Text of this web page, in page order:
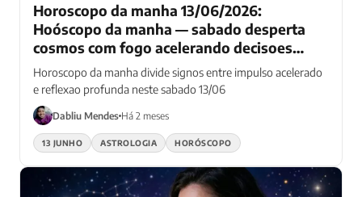
Horoscopo da manha 13/06/2026:
Hoóscopo da manha — sabado desperta
cosmos com fogo acelerando decisoes
enquanto agua medita — todos os 12
signos navegam entre impulso e reflexao
profunda
Horoscopo da manha divide signos entre impulso acelerado
e reflexao profunda neste sabado 13/06
Dabliu Mendes Há 2 meses
13 JUNHO ASTROLOGIA HORÓSCOPO